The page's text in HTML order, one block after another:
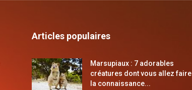
Articles populaires
Marsupiaux : 7 adorables
créatures dont vous allez faire
la connaissance...